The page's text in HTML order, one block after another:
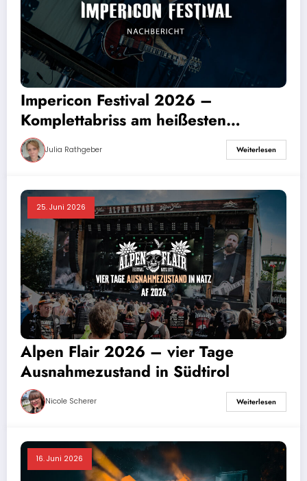
Impericon Festival 2026 –
Komplettabriss am heißesten
Wochenende des Jahres
Julia Rathgeber Weiterlesen
25. Juni 2026
Alpen Flair 2026 – vier Tage
Ausnahmezustand in Südtirol
Nicole Scherer Weiterlesen
16. Juni 2026